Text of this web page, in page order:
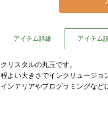
アイテム詳細 アイテム
クリスタルの丸玉です。
程よい大きさでインクリュージョ
インテリアやプログラミングなど